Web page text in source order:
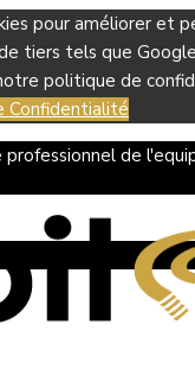
pour améliorer et
tiers tels que
politique de
Confidentialité
professionnel de